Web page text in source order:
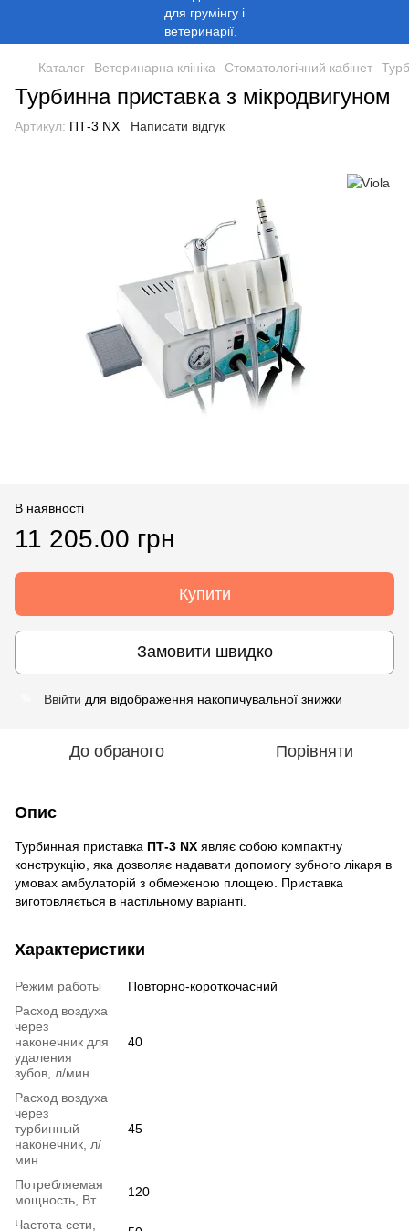
Каталог Ветеринарна клініка Стоматологічний кабінет
Турбинна приставка з мікродвигуном
Артикул: ПТ-3 NX Написати відгук
В наявності
11 205.00 грн
Купити
Замовити швидко
Ввійти для відображення накопичувальної знижки
До обраного Порівняти
Опис
Турбинная приставка ПТ-3 NX являє собою компактну
конструкцію, яка дозволяє надавати допомогу зубного лікаря в
умовах амбулаторій з обмеженою площею. Приставка
виготовляється в настільному варіанті.
Характеристики
Режим работы
Повторно-короткочасний
Расход воздуха
через
наконечник для
удаления
зубов, л/мин
40
Расход воздуха
через
турбинный
наконечник, л/
мин
45
Потребляемая
мощность, Вт
120
Частота сети,